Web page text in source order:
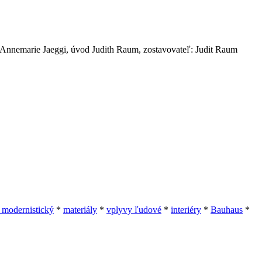
Jaeggi, úvod Judith Raum, zostavovateľ: Judit Raum
* materiály * vplyvy ľudové * interiéry * Bauhaus *